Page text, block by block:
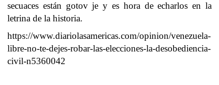
secuaces están gotov je y es hora de echarlos en la
letrina de la historia.
https://www.diariolasamericas.com/opinion/venezuela-
libre-no-te-dejes-robar-las-elecciones-la-desobediencia-
civil-n5360042